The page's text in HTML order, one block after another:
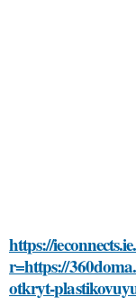
https://
r=https://
otkryt-